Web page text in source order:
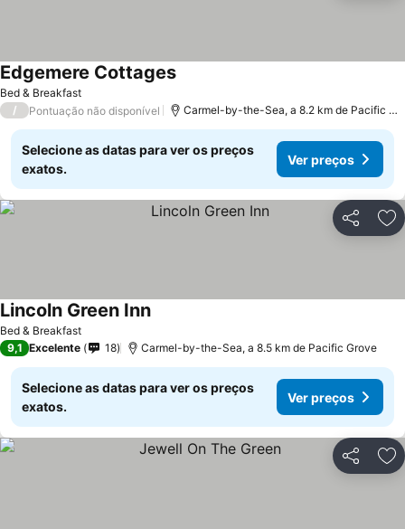
Bed & Breakfast
Edgemere CottagesVer preços
/ Pontuação não disponível Carmel-by-the-Sea, a 8.2 km de Pacific
Selecione as datas para ver os preços
exatos.
Ver preços
Partilhar
Bed & Breakfast
Lincoln Green InnVer preços
9,1 Excelente 18 Carmel-by-the-Sea, a 8.5 km de Pacific Grove
Selecione as datas para ver os preços
exatos.
Ver preços
Partilhar